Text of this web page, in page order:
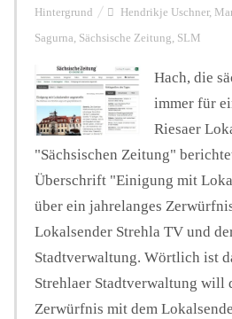
FUNKTURM-
Hintergrund Hendrikje Uschner,
Sagurna, Sächsische Zeitung, SLM
Hach, die
immer für
Riesaer
"Sächsischen Zeitung"
Überschrift "Einigung mit
über ein jahrelanges
Lokalsender Strehla TV und
Stadtverwaltung. Wörtlich ist
Strehlaer Stadtverwaltung will
Zerwürfnis mit dem